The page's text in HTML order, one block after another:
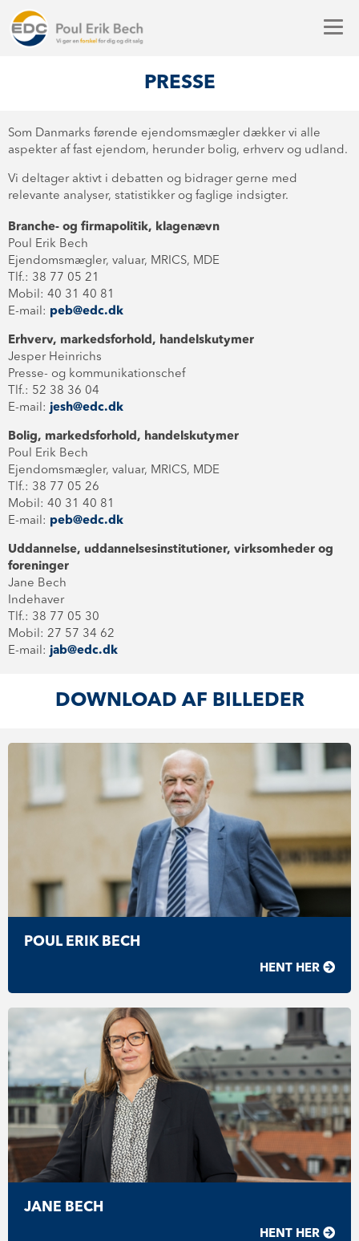
PRESSE
Som Danmarks førende ejendomsmægler dækker vi alle
aspekter af fast ejendom, herunder bolig, erhverv og udland.
Vi deltager aktivt i debatten og bidrager gerne med
relevante analyser, statistikker og faglige indsigter.
Branche- og firmapolitik, klagenævn
Poul Erik Bech
Ejendomsmægler, valuar, MRICS, MDE
Tlf.: 38 77 05 21
Mobil: 40 31 40 81
E-mail: peb@edc.dk
Erhverv, markedsforhold, handelskutymer
Jesper Heinrichs
Presse- og kommunikationschef
Tlf.: 52 38 36 04
E-mail: jesh@edc.dk
Bolig, markedsforhold, handelskutymer
Poul Erik Bech
Ejendomsmægler, valuar, MRICS, MDE
Tlf.: 38 77 05 26
Mobil: 40 31 40 81
E-mail: peb@edc.dk
Uddannelse, uddannelsesinstitutioner, virksomheder og
foreninger
Jane Bech
Indehaver
Tlf.: 38 77 05 30
Mobil: 27 57 34 62
E-mail: jab@edc.dk
DOWNLOAD AF BILLEDER
POUL ERIK BECH
HENT HER
JANE BECH
HENT HER